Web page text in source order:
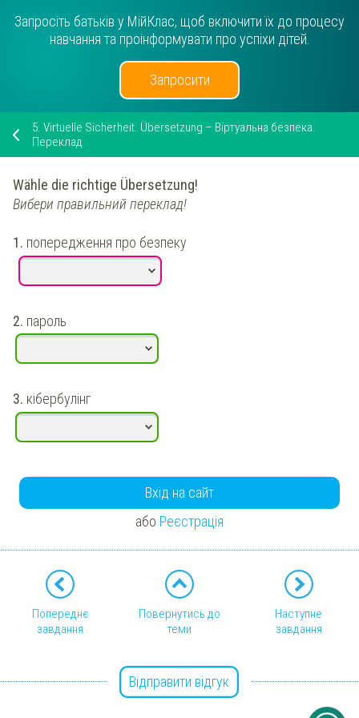
Запросіть батьків у МійКлас, щоб включити їх до процесу
навчання та проінформувати про успіхи дітей.
Запросити
5. Virtuelle Sicherheit. Übersetzung – Віртуальна безпека.
Переклад
Wähle die richtige Übersetzung!
Вибери правильний переклад!
1. попередження про безпеку
2. пароль
3. кібербулінг
Вхід на сайт
або Реєстрація
Попереднє
завдання
Повернутись до
теми
Наступне
завдання
Відправити відгук